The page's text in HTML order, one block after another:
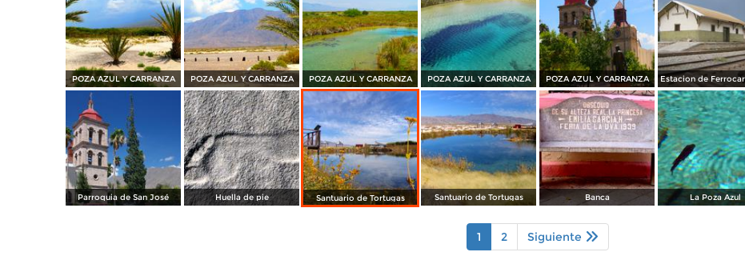
POZA AZUL Y CARRANZA POZA AZUL Y CARRANZA POZA AZUL Y CARRANZA POZA AZUL Y CARRANZA POZA AZUL Y CARRANZA
Parroquia de San José Huella de pie Santuario de Tortugas Santuario de Tortugas Banca La Poza Azul
1 2 Siguiente